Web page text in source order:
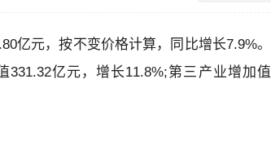
亿元，按不变价格计算，同比增长7.9%。
亿元，增长11.8%;第三产业增加值